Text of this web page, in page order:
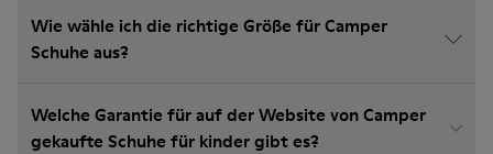
Wie wähle ich die richtige Größe für Camper
Schuhe aus?
Welche Garantie für auf der Website von Camper
gekaufte Schuhe für kinder gibt es?